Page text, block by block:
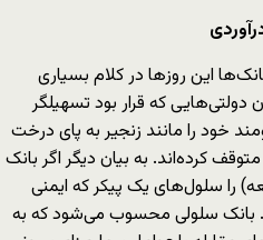
این روزها در کلام بسیاری
که قرار بود تسهیلگر
خود را مانند زنجیر به پای درخت
کرده‌اند. به بیان دیگر اگر بانک
را سلول‌های یک پیکر که ایمنی
بانک سلولی محسوب می‌شود که به